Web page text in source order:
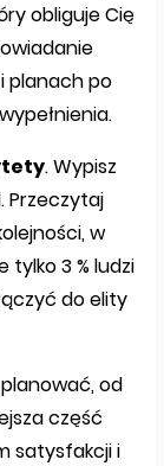
obliguje Cię
planach po
. Wypisz
Przeczytaj
w
tylko 3 % ludzi
do elity
od
część
satysfakcji i